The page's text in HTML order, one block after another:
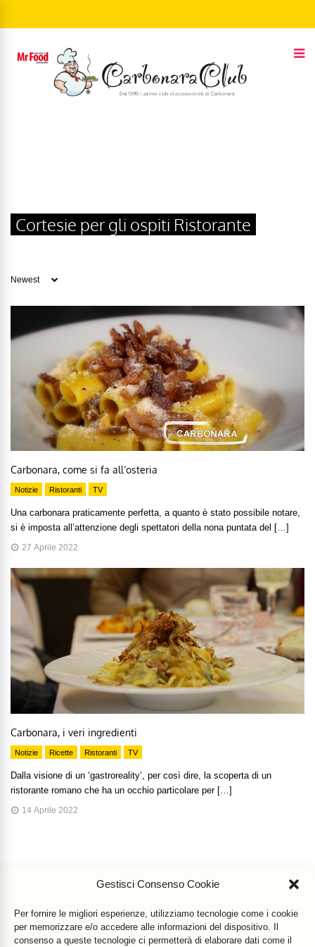
Gestisci Consenso Cookie
Per fornire le migliori esperienze, utilizziamo tecnologie come i cookie
per memorizzare e/o accedere alle informazioni del dispositivo. Il
consenso a queste tecnologie ci permetterà di elaborare dati come il
Cortesie per gli ospiti Ristorante
Carbonara, come si fa all’osteria
Notizie Ristoranti TV
Una carbonara praticamente perfetta, a quanto è stato possibile notare,
si è imposta all’attenzione degli spettatori della nona puntata del […]
27 Aprile 2022
Carbonara, i veri ingredienti
Notizie Ricette Ristoranti TV
Dalla visione di un ‘gastroreality’, per così dire, la scoperta di un
ristorante romano che ha un occhio particolare per […]
14 Aprile 2022